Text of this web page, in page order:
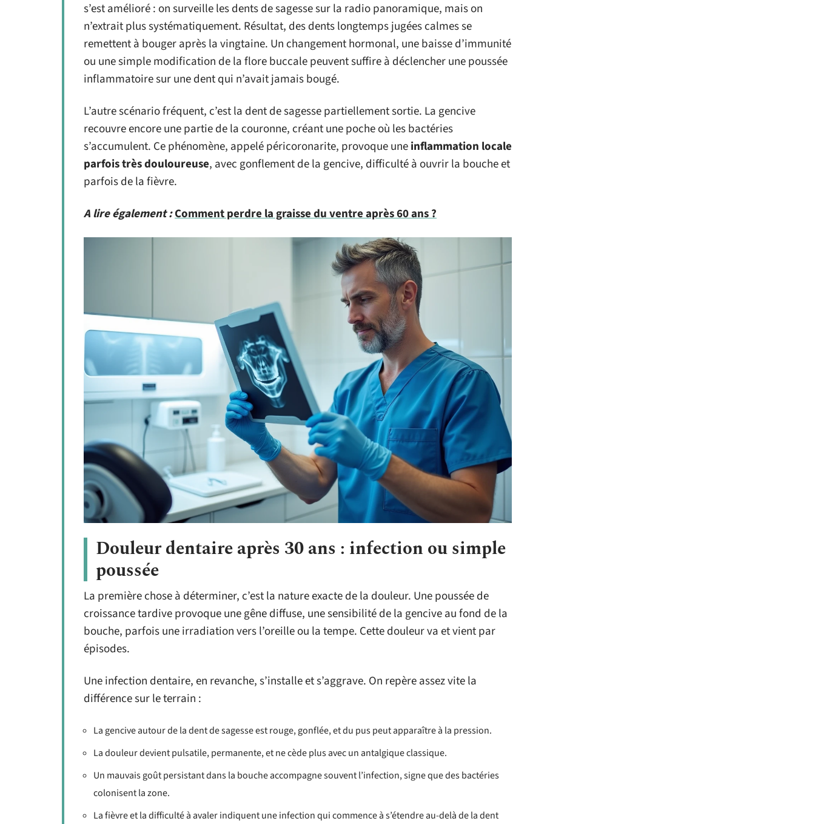
s’est amélioré : on surveille les dents de sagesse sur la radio panoramique, mais on
n’extrait plus systématiquement. Résultat, des dents longtemps jugées calmes se
remettent à bouger après la vingtaine. Un changement hormonal, une baisse d’immunité
ou une simple modification de la flore buccale peuvent suffire à déclencher une poussée
inflammatoire sur une dent qui n’avait jamais bougé.
L’autre scénario fréquent, c’est la dent de sagesse partiellement sortie. La gencive
recouvre encore une partie de la couronne, créant une poche où les bactéries
s’accumulent. Ce phénomène, appelé péricoronarite, provoque uneinflammation locale
parfois très douloureuse, avec gonflement de la gencive, difficulté à ouvrir la bouche et
parfois de la fièvre.
A lire également :Comment perdre la graisse du ventre après 60 ans ?
Douleur dentaire après 30 ans : infection ou simple
poussée
La première chose à déterminer, c’est la nature exacte de la douleur. Une poussée de
croissance tardive provoque une gêne diffuse, une sensibilité de la gencive au fond de la
bouche, parfois une irradiation vers l’oreille ou la tempe. Cette douleur va et vient par
épisodes.
Une infection dentaire, en revanche, s’installe et s’aggrave. On repère assez vite la
différence sur le terrain :
La gencive autour de la dent de sagesse est rouge, gonflée, et du pus peut apparaître à la pression.
La douleur devient pulsatile, permanente, et ne cède plus avec un antalgique classique.
Un mauvais goût persistant dans la bouche accompagne souvent l’infection, signe que des bactéries
colonisent la zone.
La fièvre et la difficulté à avaler indiquent une infection qui commence à s’étendre au-delà de la dent